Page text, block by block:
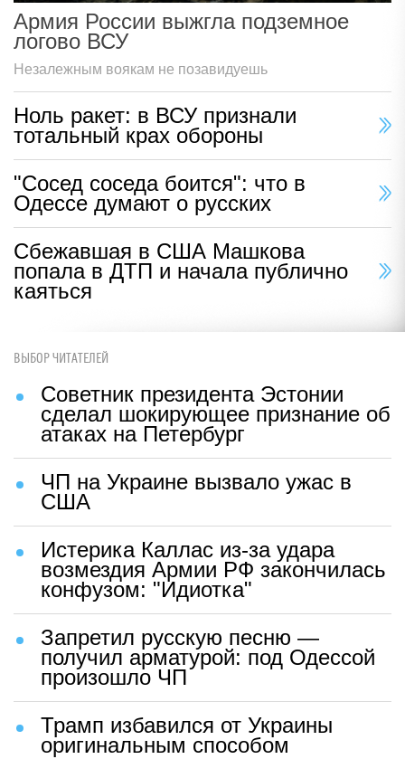
Армия России выжгла подземное
логово ВСУ
Незалежным воякам не позавидуешь
Ноль ракет: в ВСУ признали
тотальный крах обороны
"Сосед соседа боится": что в
Одессе думают о русских
Сбежавшая в США Машкова
попала в ДТП и начала публично
каяться
ВЫБОР ЧИТАТЕЛЕЙ
Советник президента Эстонии
сделал шокирующее признание об
атаках на Петербург
ЧП на Украине вызвало ужас в
США
Истерика Каллас из-за удара
возмездия Армии РФ закончилась
конфузом: "Идиотка"
Запретил русскую песню —
получил арматурой: под Одессой
произошло ЧП
Трамп избавился от Украины
оригинальным способом